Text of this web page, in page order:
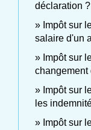
déclaration ?
Impôt sur
salaire d'un
Impôt sur
changement
Impôt sur
les
Impôt sur